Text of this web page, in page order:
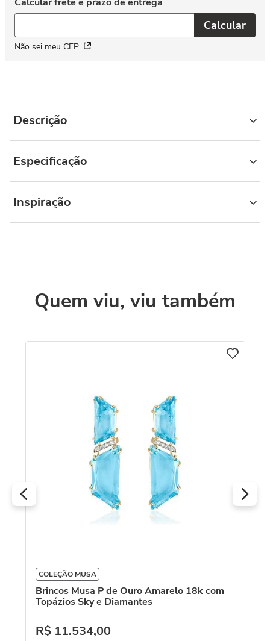
Não sei meu CEP
Descrição
Especificação
Inspiração
Quem viu, viu também
COLEÇÃO MUSA
Brincos Musa P de Ouro Amarelo 18k com
Topázios Sky e Diamantes
R$ 11.534,00